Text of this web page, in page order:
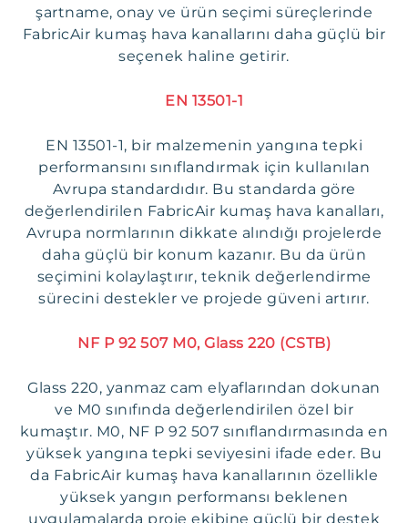
şartname, onay ve ürün seçimi süreçlerinde
FabricAir kumaş hava kanallarını daha güçlü bir
seçenek haline getirir.
EN 13501-1
EN 13501-1, bir malzemenin yangına tepki
performansını sınıflandırmak için kullanılan
Avrupa standardıdır. Bu standarda göre
değerlendirilen FabricAir kumaş hava kanalları,
Avrupa normlarının dikkate alındığı projelerde
daha güçlü bir konum kazanır. Bu da ürün
seçimini kolaylaştırır, teknik değerlendirme
sürecini destekler ve projede güveni artırır.
NF P 92 507 M0, Glass 220 (CSTB)
Glass 220, yanmaz cam elyaflarından dokunan
ve M0 sınıfında değerlendirilen özel bir
kumaştır. M0, NF P 92 507 sınıflandırmasında en
yüksek yangına tepki seviyesini ifade eder. Bu
da FabricAir kumaş hava kanallarının özellikle
yüksek yangın performansı beklenen
uygulamalarda proje ekibine güçlü bir destek